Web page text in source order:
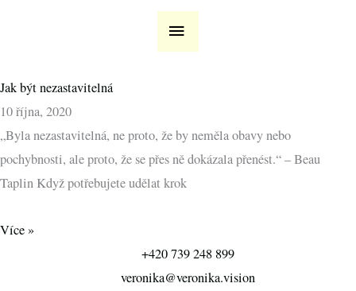
HLAVNÍ
MENU
Jak být nezastavitelná
10 října, 2020
„Byla nezastavitelná, ne proto, že by neměla obavy nebo
pochybnosti, ale proto, že se přes ně dokázala přenést.“ – Beau
Taplin Když potřebujete udělat krok
Více »
+420 739 248 899
veronika@veronika.vision